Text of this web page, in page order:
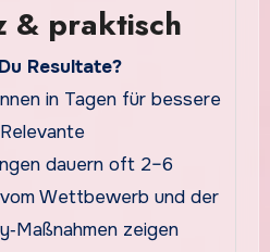
& praktisch
Resultate?
in Tagen für bessere
dauern oft 2–6
Wettbewerb und der
zeigen